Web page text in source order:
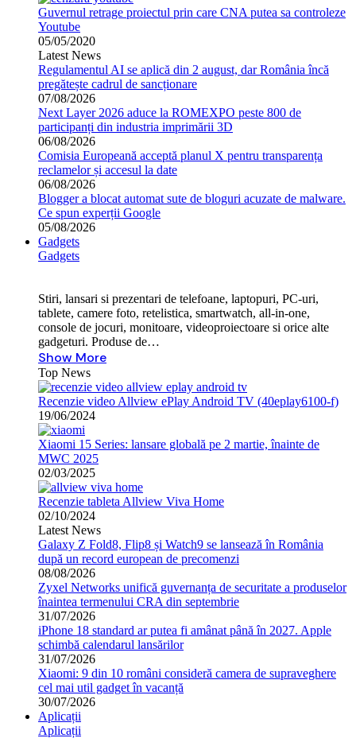
Guvernul retrage proiectul prin care CNA putea sa controleze
Youtube
05/05/2020
Latest News
Regulamentul AI se aplică din 2 august, dar România încă
pregătește cadrul de sancționare
07/08/2026
Next Layer 2026 aduce la ROMEXPO peste 800 de
participanți din industria imprimării 3D
06/08/2026
Comisia Europeană acceptă planul X pentru transparența
reclamelor și accesul la date
06/08/2026
Blogger a blocat automat sute de bloguri acuzate de malware.
Ce spun experții Google
05/08/2026
Gadgets
Gadgets
Stiri, lansari si prezentari de telefoane, laptopuri, PC-uri,
tablete, camere foto, retelistica, smartwatch, all-in-one,
console de jocuri, monitoare, videoproiectoare si orice alte
gadgeturi. Produse de…
Show More
Top News
Recenzie video Allview ePlay Android TV (40eplay6100-f)
19/06/2024
Xiaomi 15 Series: lansare globală pe 2 martie, înainte de
MWC 2025
02/03/2025
Recenzie tableta Allview Viva Home
02/10/2024
Latest News
Galaxy Z Fold8, Flip8 și Watch9 se lansează în România
după un record european de precomenzi
08/08/2026
Zyxel Networks unifică guvernanța de securitate a produselor
înaintea termenului CRA din septembrie
31/07/2026
iPhone 18 standard ar putea fi amânat până în 2027. Apple
schimbă calendarul lansărilor
31/07/2026
Xiaomi: 9 din 10 români consideră camera de supraveghere
cel mai util gadget în vacanță
30/07/2026
Aplicații
Aplicații